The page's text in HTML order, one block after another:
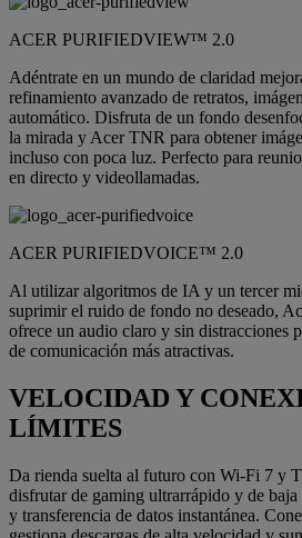
ACER PURIFIEDVIEW™ 2.0
Adéntrate en un mundo de claridad
refinamiento avanzado de retratos,
automático. Disfruta de un fondo
la mirada y Acer TNR para obtener
incluso con poca luz. Perfecto para
en directo y videollamadas.
ACER PURIFIEDVOICE™ 2.0
Al utilizar algoritmos de IA y un tercer
suprimir el ruido de fondo no deseado,
ofrece un audio claro y sin distracciones
de comunicación más atractivas.
VELOCIDAD Y
LÍMITES
Da rienda suelta al futuro con Wi-Fi 7 y
disfrutar de gaming ultrarrápido y de
y transferencia de datos instantánea.